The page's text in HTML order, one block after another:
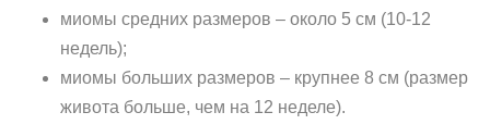
миомы средних размеров – около 5 см (10-12
недель);
миомы больших размеров – крупнее 8 см (размер
живота больше, чем на 12 неделе).